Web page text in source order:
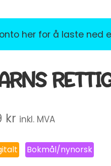
her for å laste ned
kr inkl. MVA
Bokmål/nynorsk